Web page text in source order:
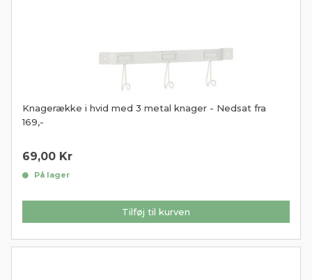
Knagerække i hvid med 3 metal knager - Nedsat fra
169,-
69,00 Kr
På lager
Tilføj til kurven